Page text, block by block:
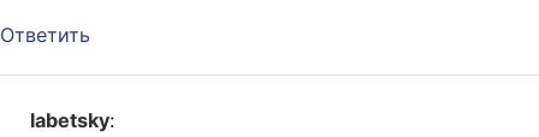
Ответить
labetsky: